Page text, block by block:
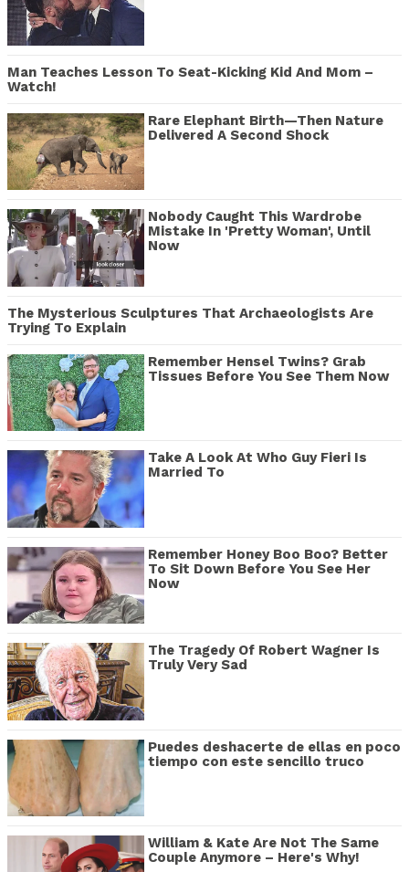
Man Teaches Lesson To Seat-Kicking Kid And Mom –
Watch!
Rare Elephant Birth—Then Nature
Delivered A Second Shock
Nobody Caught This Wardrobe
Mistake In 'Pretty Woman', Until
Now
The Mysterious Sculptures That Archaeologists Are
Trying To Explain
Remember Hensel Twins? Grab
Tissues Before You See Them Now
Take A Look At Who Guy Fieri Is
Married To
Remember Honey Boo Boo? Better
To Sit Down Before You See Her
Now
The Tragedy Of Robert Wagner Is
Truly Very Sad
Puedes deshacerte de ellas en poco
tiempo con este sencillo truco
William & Kate Are Not The Same
Couple Anymore – Here's Why!